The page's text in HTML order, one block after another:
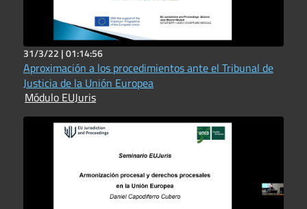
31/3/22 |01:14:56
Aproximación a los procedimientos ante el Tribunal de
Justicia de la Unión Europea
Módulo EUJuris